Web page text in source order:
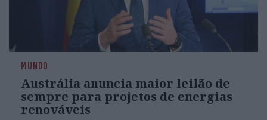
MUNDO
Austrália anuncia maior leilão de
sempre para projetos de energias
renováveis